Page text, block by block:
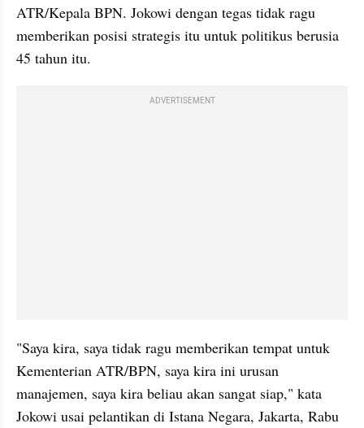
ATR/Kepala BPN. Jokowi dengan tegas tidak ragu
memberikan posisi strategis itu untuk politikus berusia
45 tahun itu.
ADVERTISEMENT
"Saya kira, saya tidak ragu memberikan tempat untuk
Kementerian ATR/BPN, saya kira ini urusan
manajemen, saya kira beliau akan sangat siap," kata
Jokowi usai pelantikan di Istana Negara, Jakarta, Rabu